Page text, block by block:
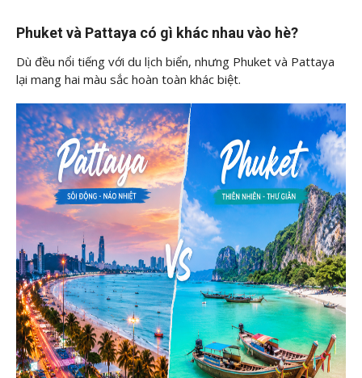
Phuket và Pattaya có gì khác nhau vào hè?
Dù đều nổi tiếng với du lịch biển, nhưng Phuket và Pattaya
lại mang hai màu sắc hoàn toàn khác biệt.